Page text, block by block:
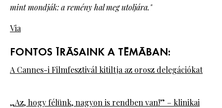
mint mondják: a remény hal meg utoljára."
Via
FONTOS ÍRÁSAINK A TÉMÁBAN:
A Cannes-i Filmfesztivál kitiltja az orosz delegációkat
„Az, hogy félünk, nagyon is rendben van!” – klinikai